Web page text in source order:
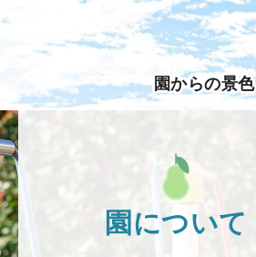
園からの景色
園について